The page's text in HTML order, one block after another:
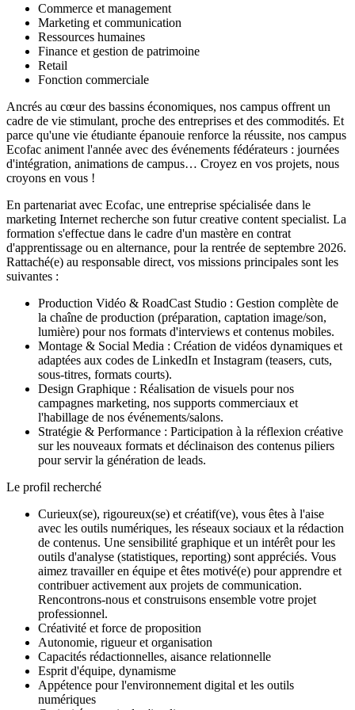
Commerce et management
Marketing et communication
Ressources humaines
Finance et gestion de patrimoine
Retail
Fonction commerciale
Ancrés au cœur des bassins économiques, nos campus offrent un
cadre de vie stimulant, proche des entreprises et des commodités. Et
parce qu'une vie étudiante épanouie renforce la réussite, nos campus
Ecofac animent l'année avec des événements fédérateurs : journées
d'intégration, animations de campus… Croyez en vos projets, nous
croyons en vous !
En partenariat avec Ecofac, une entreprise spécialisée dans le
marketing Internet recherche son futur creative content specialist. La
formation s'effectue dans le cadre d'un mastère en contrat
d'apprentissage ou en alternance, pour la rentrée de septembre 2026.
Rattaché(e) au responsable direct, vos missions principales sont les
suivantes :
Production Vidéo & RoadCast Studio : Gestion complète de
la chaîne de production (préparation, captation image/son,
lumière) pour nos formats d'interviews et contenus mobiles.
Montage & Social Media : Création de vidéos dynamiques et
adaptées aux codes de LinkedIn et Instagram (teasers, cuts,
sous-titres, formats courts).
Design Graphique : Réalisation de visuels pour nos
campagnes marketing, nos supports commerciaux et
l'habillage de nos événements/salons.
Stratégie & Performance : Participation à la réflexion créative
sur les nouveaux formats et déclinaison des contenus piliers
pour servir la génération de leads.
Le profil recherché
Curieux(se), rigoureux(se) et créatif(ve), vous êtes à l'aise
avec les outils numériques, les réseaux sociaux et la rédaction
de contenus. Une sensibilité graphique et un intérêt pour les
outils d'analyse (statistiques, reporting) sont appréciés. Vous
aimez travailler en équipe et êtes motivé(e) pour apprendre et
contribuer activement aux projets de communication.
Rencontrons-nous et construisons ensemble votre projet
professionnel.
Créativité et force de proposition
Autonomie, rigueur et organisation
Capacités rédactionnelles, aisance relationnelle
Esprit d'équipe, dynamisme
Appétence pour l'environnement digital et les outils
numériques